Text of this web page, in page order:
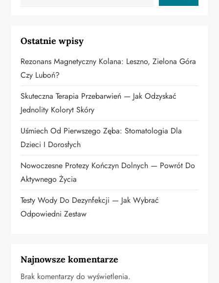
w
p
i
s
u
Ostatnie wpisy
Rezonans Magnetyczny Kolana: Leszno, Zielona Góra
Czy Luboń?
Skuteczna Terapia Przebarwień — Jak Odzyskać
Jednolity Koloryt Skóry
Uśmiech Od Pierwszego Zęba: Stomatologia Dla
Dzieci I Dorosłych
Nowoczesne Protezy Kończyn Dolnych — Powrót Do
Aktywnego Życia
Testy Wody Do Dezynfekcji — Jak Wybrać
Odpowiedni Zestaw
Najnowsze komentarze
Brak komentarzy do wyświetlenia.